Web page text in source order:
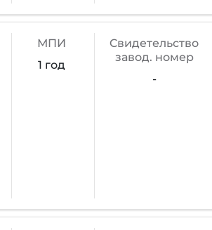
МПИ
1 год
Cвидетельство
завод. номер
-